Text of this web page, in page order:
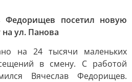
Федорищев посетил новую
ул. Панова
на 24 тысячи маленьких
в смену. С работой
Вячеслав Федорищев.